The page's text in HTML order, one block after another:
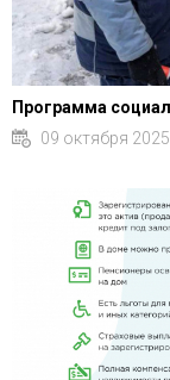
Программа
09 октября 2025